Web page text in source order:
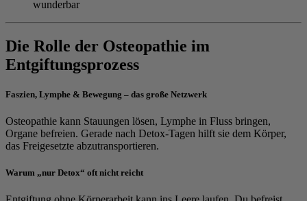
wunderbar
Die Rolle der Osteopathie im
Entgiftungsprozess
Faszien, Lymphe & Bewegung – das große Netzwerk
Osteopathie kann Stauungen lösen, Lymphe in Fluss bringen,
Organe befreien. Gerade nach Detox-Tagen hilft sie dem Körper,
das Freigesetzte abzutransportieren.
Warum „nur Detox“ oft nicht reicht